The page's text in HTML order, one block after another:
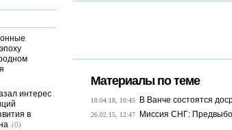
Материалы по теме
18.04.18, 10:45 В Ванче состоятся
26.02.15, 12:47 Миссия СНГ:
интерес
в
(0)